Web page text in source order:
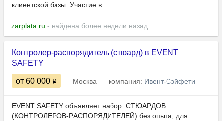
клиентской базы. Участие в...
zarplata.ru - найдена более недели назад
Контролер-распорядитель (стюард) в EVENT
SAFETY
от 60 000 Москва компания: Ивент-Сэйфети
ЕVЕNT SАFEТY объявляет набор: СТЮАPДОВ
(КOНTРOЛEPОВ-PАCПOPЯДИTEЛЕЙ) бeз опыта, для